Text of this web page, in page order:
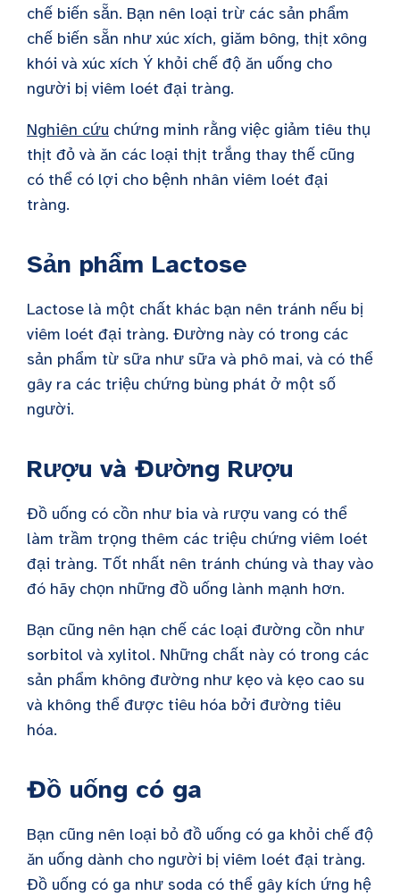
chế biến sẵn. Bạn nên loại trừ các sản phẩm
chế biến sẵn như xúc xích, giăm bông, thịt xông
khói và xúc xích Ý khỏi chế độ ăn uống cho
người bị viêm loét đại tràng.
Nghiên cứu chứng minh rằng việc giảm tiêu thụ
thịt đỏ và ăn các loại thịt trắng thay thế cũng
có thể có lợi cho bệnh nhân viêm loét đại
tràng.
Sản phẩm Lactose
Lactose là một chất khác bạn nên tránh nếu bị
viêm loét đại tràng. Đường này có trong các
sản phẩm từ sữa như sữa và phô mai, và có thể
gây ra các triệu chứng bùng phát ở một số
người.
Rượu và Đường Rượu
Đồ uống có cồn như bia và rượu vang có thể
làm trầm trọng thêm các triệu chứng viêm loét
đại tràng. Tốt nhất nên tránh chúng và thay vào
đó hãy chọn những đồ uống lành mạnh hơn.
Bạn cũng nên hạn chế các loại đường cồn như
sorbitol và xylitol. Những chất này có trong các
sản phẩm không đường như kẹo và kẹo cao su
và không thể được tiêu hóa bởi đường tiêu
hóa.
Đồ uống có ga
Bạn cũng nên loại bỏ đồ uống có ga khỏi chế độ
ăn uống dành cho người bị viêm loét đại tràng.
Đồ uống có ga như soda có thể gây kích ứng hệ